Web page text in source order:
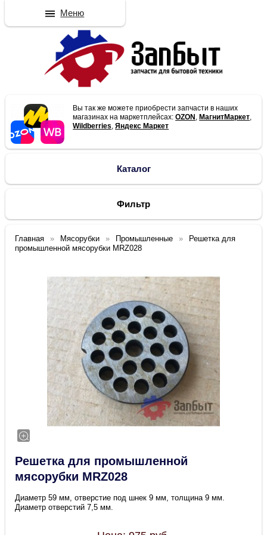
Вы так же можете приобрести запчасти в наших
магазинах на маркетплейсах:OZON , МагнитМаркет,
Wildberries,Яндекс Маркет
Каталог
Фильтр
Главная Мясорубки Промышленные
Решетка для
промышленной мясорубки MRZ028
Решетка для промышленной
мясорубки MRZ028
Диаметр 59 мм, отверстие под шнек 9 мм, толщина 9 мм.
Диаметр отверстий 7,5 мм.
Меню